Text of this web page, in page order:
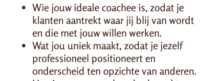
Wie jouw ideale coachee is, zodat je
klanten aantrekt waar jij blij van wordt
en die met jouw willen werken.
Wat jou uniek maakt, zodat je jezelf
professioneel positioneert en
onderscheid ten opzichte van anderen.